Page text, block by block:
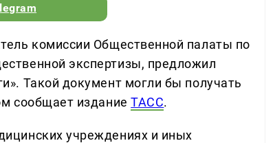
комиссии Общественной палаты по
экспертизы, предложил
Такой документ могли бы получать
сообщает изданиеТАСС.
учреждениях и иных